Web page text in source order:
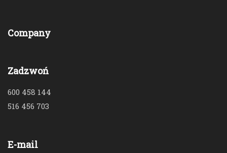
Company
Zadzwoń
600 458 144
516 456 703
E-mail